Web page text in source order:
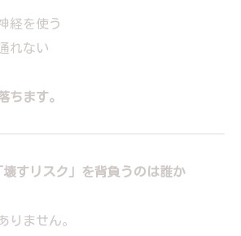
経を使う
れない
ちます。
すリスク」を背負うのは誰か
りません。